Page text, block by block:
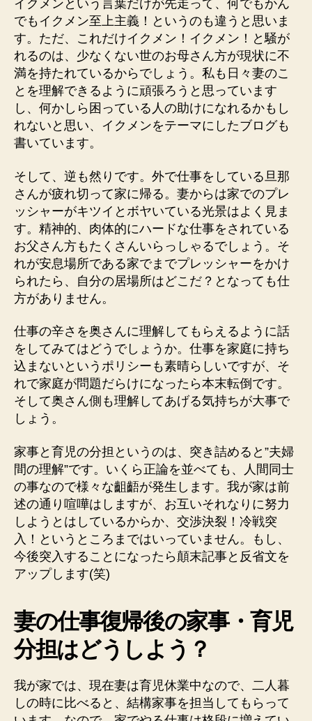
イクメンという言葉だけが先走って、何でもかん
でもイクメン至上主義！というのも違うと思いま
す。ただ、これだけイクメン！イクメン！と騒が
れるのは、少なくない世のお母さん方が現状に不
満を持たれているからでしょう。私も日々妻のこ
とを理解できるように頑張ろうと思っています
し、何かしら困っている人の助けになれるかもし
れないと思い、イクメンをテーマにしたブログも
書いています。
そして、逆も然りです。外で仕事をしている旦那
さんが疲れ切って家に帰る。妻からは家でのプレ
ッシャーがキツイとボヤいている光景はよく見ま
す。精神的、肉体的にハードな仕事をされている
お父さん方もたくさんいらっしゃるでしょう。そ
れが安息場所である家でまでプレッシャーをかけ
られたら、自分の居場所はどこだ？となっても仕
方がありません。
仕事の辛さを奥さんに理解してもらえるように話
をしてみてはどうでしょうか。仕事を家庭に持ち
込まないというポリシーも素晴らしいですが、そ
れで家庭が問題だらけになったら本末転倒です。
そして奥さん側も理解してあげる気持ちが大事で
しょう。
家事と育児の分担というのは、突き詰めると”夫婦
間の理解”です。いくら正論を並べても、人間同士
の事なので様々な齟齬が発生します。我が家は前
述の通り喧嘩はしますが、お互いそれなりに努力
しようとはしているからか、交渉決裂！冷戦突
入！というところまではいっていません。もし、
今後突入することになったら顛末記事と反省文を
アップします(笑)
妻の仕事復帰後の家事・育児
分担はどうしよう？
我が家では、現在妻は育児休業中なので、二人暮
しの時に比べると、結構家事を担当してもらって